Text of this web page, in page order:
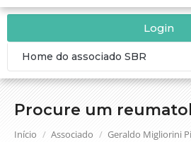
Procure um
Você está aqui:
Início Associado Geraldo Migliorini
Login
Home do associado SBR